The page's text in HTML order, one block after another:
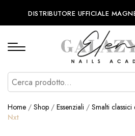
DISTRIBUTORE UFFICIALE
Home / Shop / Essenziali / Smalti classici
Nxt